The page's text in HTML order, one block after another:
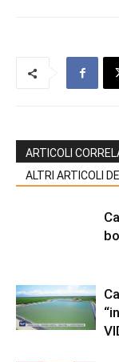
ARTICOLI
ALTRI ARTICOLI